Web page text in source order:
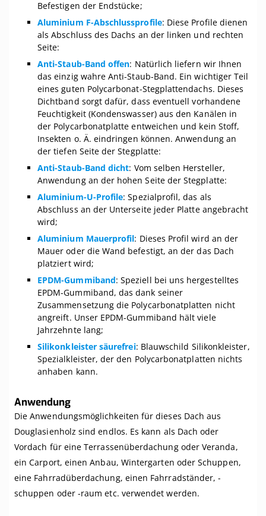
Befestigen der Endstücke;
Aluminium F-Abschlussprofile: Diese Profile dienen
als Abschluss des Dachs an der linken und rechten
Seite:
Anti-Staub-Band offen: Natürlich liefern wir Ihnen
das einzig wahre Anti-Staub-Band. Ein wichtiger Teil
eines guten Polycarbonat-Stegplattendachs. Dieses
Dichtband sorgt dafür, dass eventuell vorhandene
Feuchtigkeit (Kondenswasser) aus den Kanälen in
der Polycarbonatplatte entweichen und kein Stoff,
Insekten o. Ä. eindringen können. Anwendung an
der tiefen Seite der Stegplatte:
Anti-Staub-Band dicht: Vom selben Hersteller,
Anwendung an der hohen Seite der Stegplatte:
Aluminium-U-Profile: Spezialprofil, das als
Abschluss an der Unterseite jeder Platte angebracht
wird;
Aluminium Mauerprofil: Dieses Profil wird an der
Mauer oder die Wand befestigt, an der das Dach
platziert wird;
EPDM-Gummiband: Speziell bei uns hergestelltes
EPDM-Gummiband, das dank seiner
Zusammensetzung die Polycarbonatplatten nicht
angreift. Unser EPDM-Gummiband hält viele
Jahrzehnte lang;
Silikonkleister säurefrei: Blauwschild Silikonkleister,
Spezialkleister, der den Polycarbonatplatten nichts
anhaben kann.
Anwendung
Die Anwendungsmöglichkeiten für dieses Dach aus
Douglasienholz sind endlos. Es kann als Dach oder
Vordach für eine Terrassenüberdachung oder Veranda,
ein Carport, einen Anbau, Wintergarten oder Schuppen,
eine Fahrradüberdachung, einen Fahrradständer, -
schuppen oder -raum etc. verwendet werden.